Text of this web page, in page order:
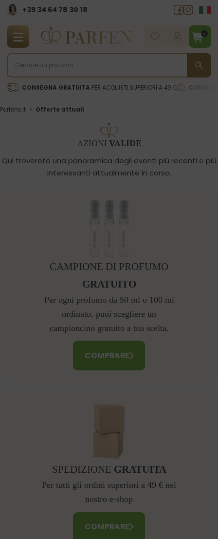
+39 34 64 78 30 18
0
CONSEGNA GRATUITA PER ACQUISTI SUPERIORI A 49 €
Parfens.it > Offerte attuali
AZIONI VALIDE
Qui troverete una panoramica degli eventi più recenti e più
interessanti attualmente in corso.
CAMPIONE DI PROFUMO
GRATUITO
Per ogni profumo da 50 ml o 100 ml
ordinato, puoi scegliere un
campioncino gratuito a tua scelta.
COMPRARE
SPEDIZIONE GRATUITA
Per tutti gli ordini superiori a 49 € nel
nostro e-shop
COMPRARE